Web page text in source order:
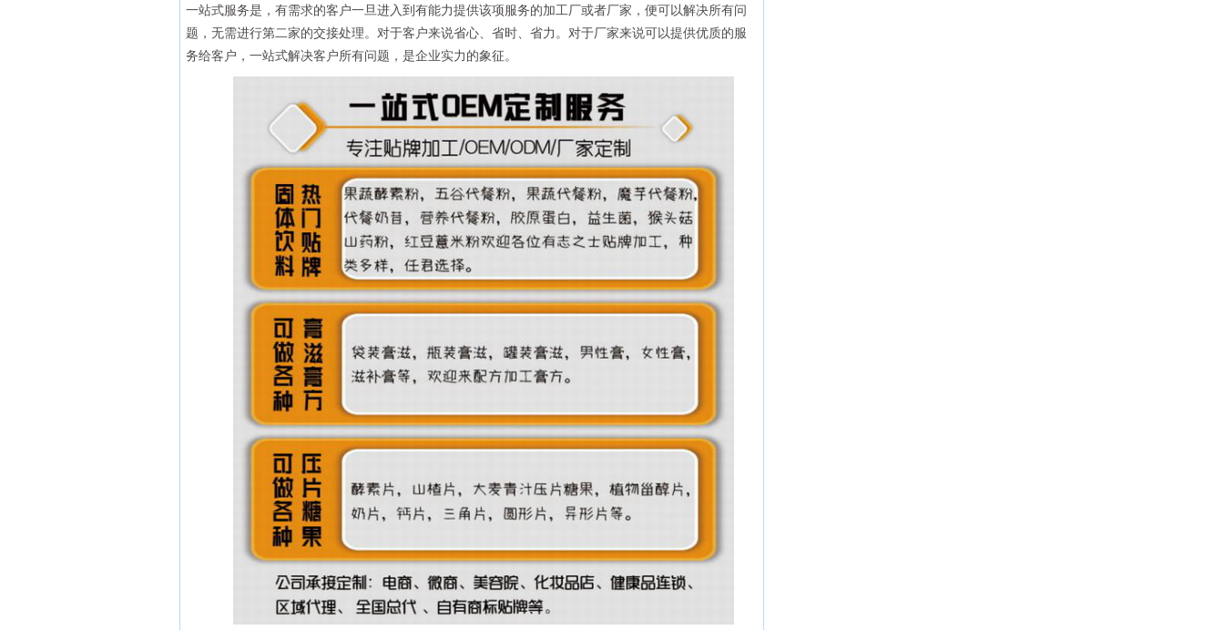
一站式服务是，有需求的客户一旦进入到有能力提供该项服务的加工厂或者厂家，便可以解决所有问
题，无需进行第二家的交接处理。对于客户来说省心、省时、省力。对于厂家来说可以提供优质的服
务给客户，一站式解决客户所有问题，是企业实力的象征。